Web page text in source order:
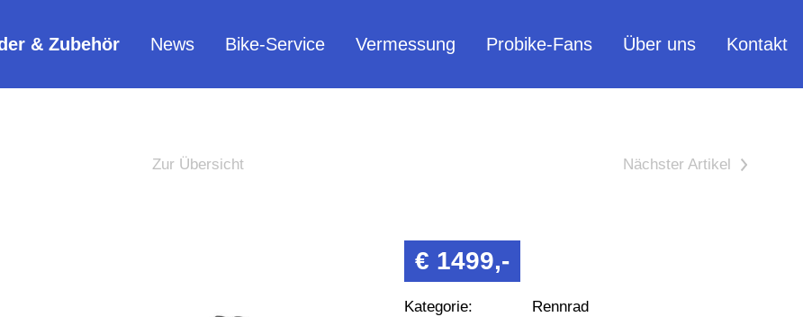
& Zubehör News Bike-Service Vermessung Probike-Fans Über uns Kontakt
Zur Übersicht >
€ 1499,-
Kategorie:
Rennrad